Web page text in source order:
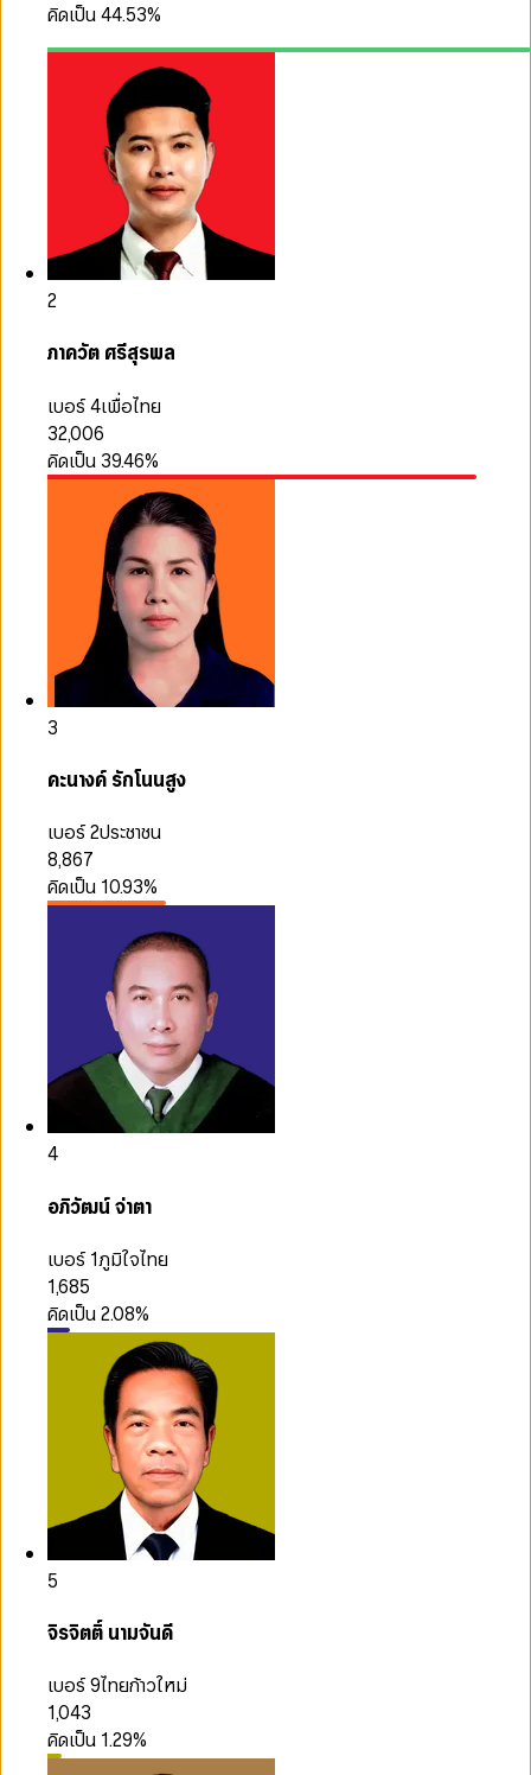
คิดเป็น44.53%
2
ภาควัต ศรีสุรพล
เบอร์ 4เพื่อไทย
32,006
คิดเป็น 39.46%
3
คะนางค์ รักโนนสูง
เบอร์ 2ประชาชน
8,867
คิดเป็น 10.93%
4
อภิวัฒน์ จ่าตา
เบอร์ 1ภูมิใจไทย
1,685
คิดเป็น2.08%
5
จิรจิตติ์ นามจันดี
เบอร์ 9ไทยก้าวใหม่
1,043
คิดเป็น 1.29%